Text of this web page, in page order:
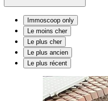
Immoscoop only
Le moins cher
Le plus cher
Le plus ancien
Le plus récent